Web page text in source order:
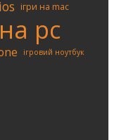
ігри на mac
pc
ігровий ноутбук